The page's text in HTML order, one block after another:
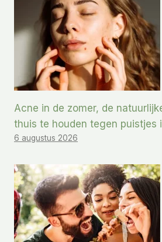
Acne in de zomer, de
thuis te houden tegen puistjes
6 augustus 2026